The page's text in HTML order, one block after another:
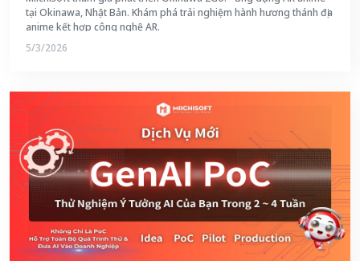
tại Okinawa, Nhật Bản. Khám phá trải nghiệm hành hương thánh địa
anime kết hợp công nghệ AR.
5/3/2026